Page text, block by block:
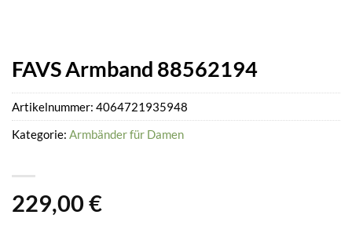
FAVS Armband 88562194
229,00 €
Artikelnummer: 4064721935948
Kategorie: Armbänder für Damen